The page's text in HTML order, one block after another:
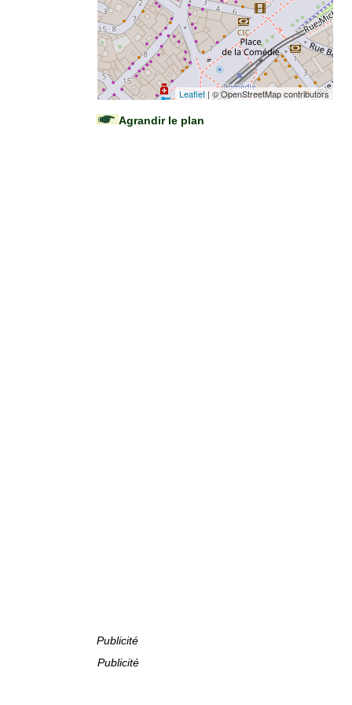
Leaflet| © OpenStreetMap contributors
Agrandir le plan
Publicité
Publicité